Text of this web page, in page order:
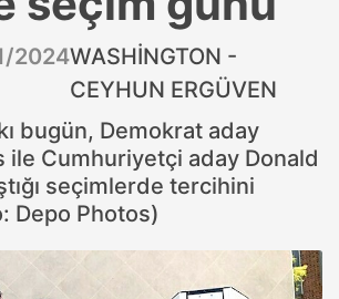
2024WASHİNGTON -
CEYHUN ERGÜVEN
bugün, Demokrat aday
ile Cumhuriyetçi aday Donald
seçimlerde tercihini
Depo Photos)